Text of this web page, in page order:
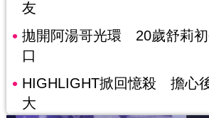
友
拋開阿湯哥光環 20歲舒莉
口
HIGHLIGHT掀回憶殺 擔心
大